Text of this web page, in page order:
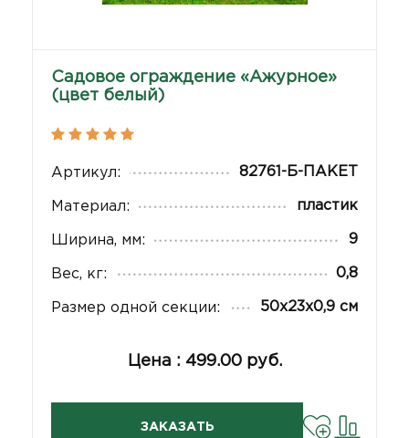
Садовое ограждение «Ажурное»
(цвет белый)
Артикул: 82761-Б-ПАКЕТ
Материал: пластик
Ширина, мм: 9
Вес, кг: 0,8
Размер одной секции: 50х23х0,9 см
Цена : 499.00 руб.
ЗАКАЗАТЬ